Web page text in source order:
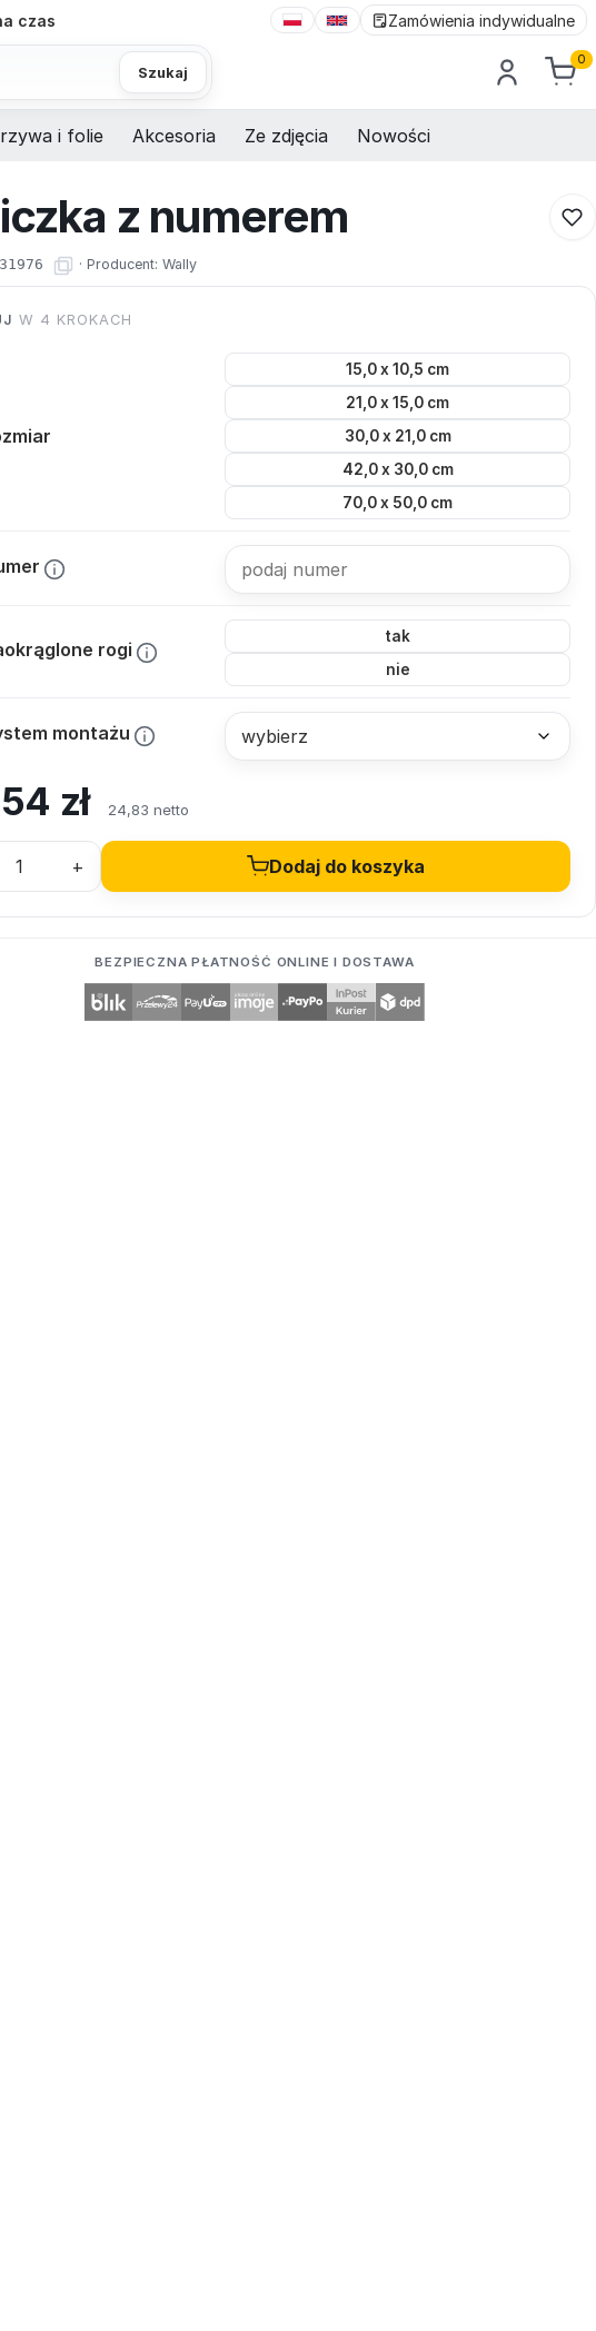
czas Zamówienia indywidualne
Szukaj
0
i folie Akcesoria Ze zdjęcia Nowości
z numerem
31976 · Producent: Wally
W 4 KROKACH
15,0 x 10,5 cm
21,0 x 15,0 cm
30,0 x 21,0 cm
42,0 x 30,0 cm
70,0 x 50,0 cm
rogi
tak
nie
montażu
zł 24,83 netto
+ Dodaj do koszyka
BEZPIECZNA PŁATNOŚĆ ONLINE I DOSTAWA